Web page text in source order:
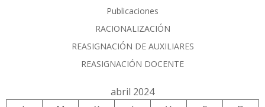
Publicaciones
RACIONALIZACIÓN
REASIGNACIÓN DE AUXILIARES
REASIGNACIÓN DOCENTE
abril 2024